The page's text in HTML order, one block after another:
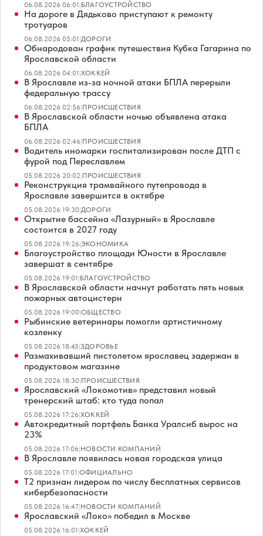
06.08.2026 06:01|БЛАГОУСТРОЙСТВО
На дороге в Дядьково приступают к ремонту
тротуаров
06.08.2026 05:01|ДОРОГИ
Обнародован график путешествия Кубка Гагарина по
Ярославской области
06.08.2026 04:01|ХОККЕЙ
В Ярославле из-за ночной атаки БПЛА перерыли
федеральную трассу
06.08.2026 02:56|ПРОИСШЕСТВИЯ
В Ярославской области ночью объявлена атака
БПЛА
06.08.2026 02:46|ПРОИСШЕСТВИЯ
Водитель иномарки госпитализирован после ДТП с
фурой под Переславлем
05.08.2026 20:02|ПРОИСШЕСТВИЯ
Реконструкция трамвайного путепровода в
Ярославле завершится в октябре
05.08.2026 19:30|ДОРОГИ
Открытие бассейна «Лазурный» в Ярославле
состоится в 2027 году
05.08.2026 19:26|ЭКОНОМИКА
Благоустройство площади Юности в Ярославле
завершат в сентябре
05.08.2026 19:01|БЛАГОУСТРОЙСТВО
В Ярославской области начнут работать пять новых
пожарных автоцистерн
05.08.2026 19:00|ОБЩЕСТВО
Рыбинские ветеринары помогли артистичному
козленку
05.08.2026 18:45|ЗДОРОВЬЕ
Размахивавший пистолетом ярославец задержан в
продуктовом магазине
05.08.2026 18:30|ПРОИСШЕСТВИЯ
Ярославский «Локомотив» представил новый
тренерский штаб: кто туда попал
05.08.2026 17:26|ХОККЕЙ
Автокредитный портфель Банка Уралсиб вырос на
23%
05.08.2026 17:06|НОВОСТИ КОМПАНИЙ
В Ярославле появилась новая городская улица
05.08.2026 17:01|ОФИЦИАЛЬНО
Т2 признан лидером по числу бесплатных сервисов
кибербезопасности
05.08.2026 16:47|НОВОСТИ КОМПАНИЙ
Ярославский «Локо» победил в Москве
05.08.2026 16:01|ХОККЕЙ